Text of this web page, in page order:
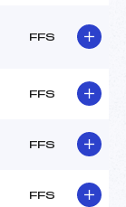
FFS
FFS
FFS
FFS